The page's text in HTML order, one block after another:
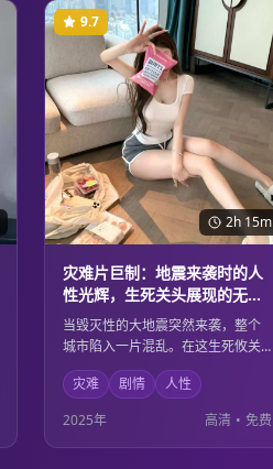
2h 15m
9.7
灾难片巨制：地震来袭时的人
性光辉，生死关头展现的无私
大爱
当毁灭性的大地震突然来袭，整个
城市陷入一片混乱。在这生死攸关
的时刻，普通人展现出了非凡的勇
气和无私的大爱。救援人员、医护
工作者、普通市民，每个人都在用
自己的方式诠释着人性的光辉。
灾难 剧情
人性
2025年
高清 • 免费